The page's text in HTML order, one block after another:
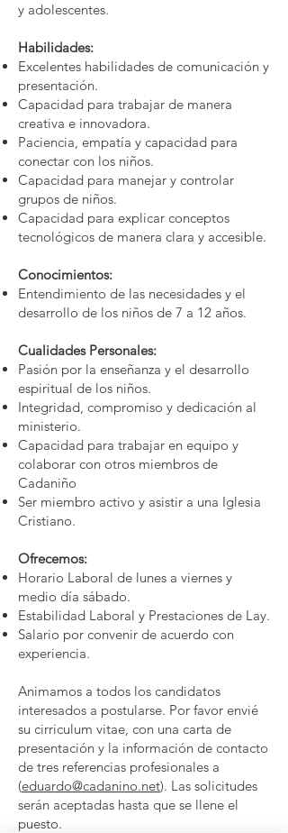
y adolescentes.
Habilidades:
Excelentes habilidades de comunicación y
presentación.
Capacidad para trabajar de manera
creativa e innovadora.
Paciencia, empatía y capacidad para
conectar con los niños.
Capacidad para manejar y controlar
grupos de niños.
Capacidad para explicar conceptos
tecnológicos de manera clara y accesible.
Conocimientos:
Entendimiento de las necesidades y el
desarrollo de los niños de 7 a 12 años.
Cualidades Personales:
Pasión por la enseñanza y el desarrollo
espiritual de los niños.
Integridad, compromiso y dedicación al
ministerio.
Capacidad para trabajar en equipo y
colaborar con otros miembros de
Cadaniño
Ser miembro activo y asistir a una Iglesia
Cristiano.
Ofrecemos:
Horario Laboral de lunes a viernes y
medio día sábado.
Estabilidad Laboral y Prestaciones de Lay.
Salario por convenir de acuerdo con
experiencia.
Animamos a todos los candidatos
interesados a postularse. Por favor envié
su cirriculum vitae, con una carta de
presentación y la información de contacto
de tres referencias profesionales a
(eduardo@cadanino.net). Las solicitudes
serán aceptadas hasta que se llene el
puesto.